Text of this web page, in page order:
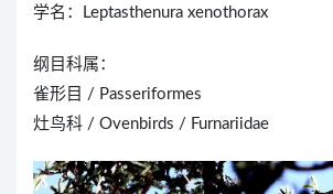
学名：Leptasthenura xenothorax
纲目科属：
雀形目 / Passeriformes
灶鸟科 / Ovenbirds / Furnariidae